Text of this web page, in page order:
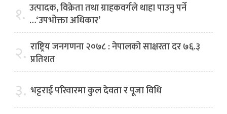
१. उत्पादक, विक्रेता तथा ग्राहकवर्गले थाहा पाउनु पर्ने
…‘उपभोक्ता अधिकार’
२. राष्ट्रिय जनगणना २०७८ : नेपालको साक्षरता दर ७६.३
प्रतिशत
३. भट्टराई परिवारमा कुल देवता र पूजा विधि